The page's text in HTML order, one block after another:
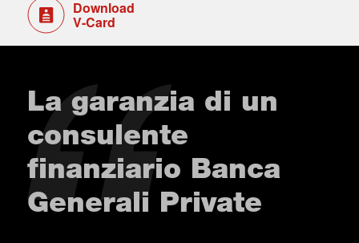
Download
V-Card
La garanzia di un
consulente
finanziario Banca
Generali Private